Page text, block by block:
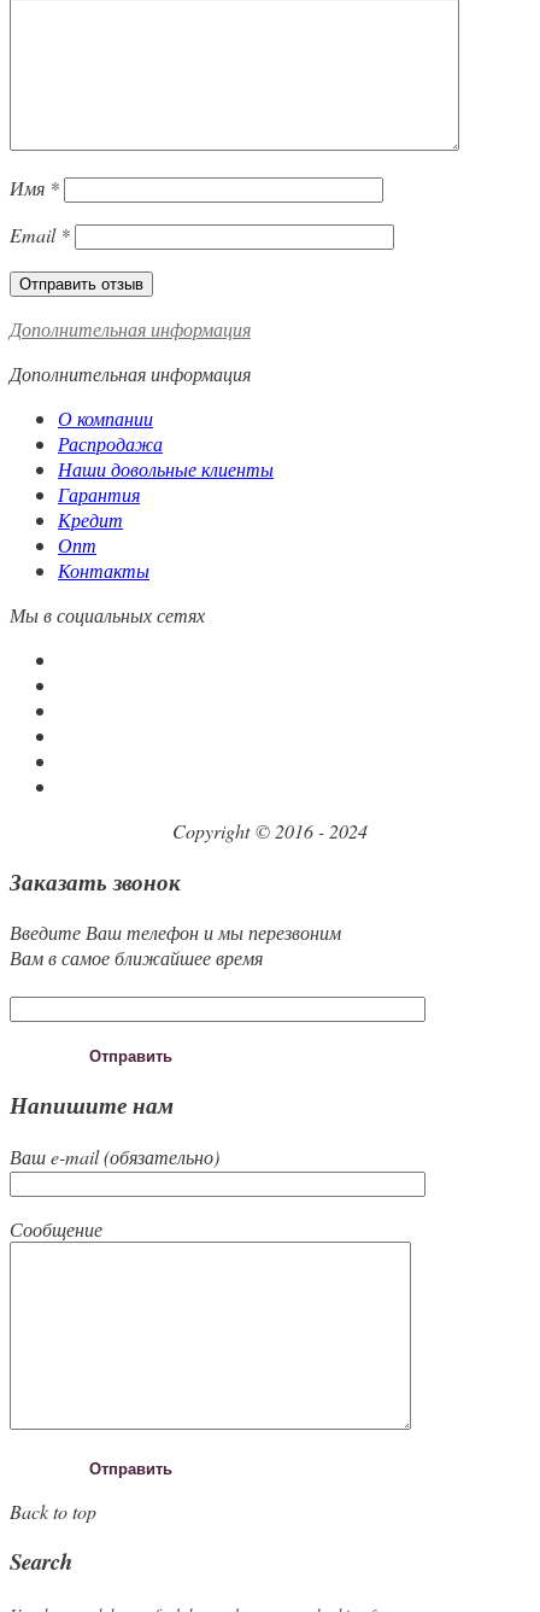
Имя *
Email *
Дополнительная информация
Дополнительная информация
О компании
Распродажа
Наши довольные клиенты
Гарантия
Кредит
Опт
Контакты
Мы в социальных сетях
Copyright © 2016 - 2024
Заказать звонок
Введите Ваш телефон и мы перезвоним
Вам в самое ближайшее время
Напишите нам
Ваш e-mail (обязательно)
Сообщение
Back to top
Search